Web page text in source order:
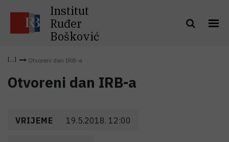
Institut
Ruđer
Bošković
Otvoreni dan IRB-a
Otvoreni dan IRB-a
VRIJEME 19.5.2018. 12:00